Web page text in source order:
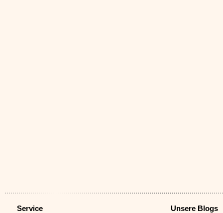
Service Unsere Blogs